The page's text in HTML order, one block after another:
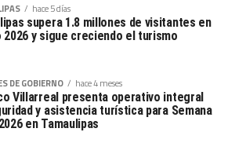
hace 5 días
supera 1.8 millones de visitantes en
2026 y sigue creciendo el turismo
DE GOBIERNO hace 4 meses
Villarreal presenta operativo integral
y asistencia turística para Semana
en Tamaulipas